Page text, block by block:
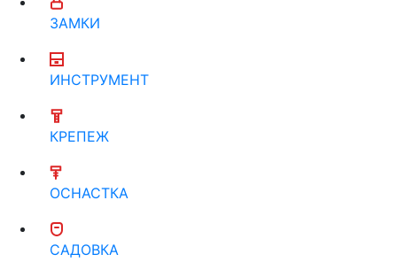
ЗАМКИ
ИНСТРУМЕНТ
КРЕПЕЖ
ОСНАСТКА
САДОВКА